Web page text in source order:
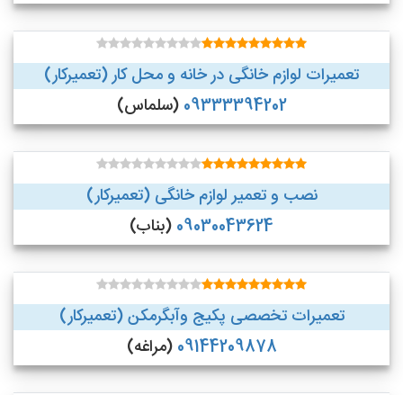
تعمیرات لوازم خانگی در خانه و محل کار (تعمیرکار)
09333394202(سلماس)
نصب و تعمیر لوازم خانگی (تعمیرکار)
09030043624(بناب)
تعمیرات تخصصی پکیج وآبگرمکن (تعمیرکار)
09144209878(مراغه)